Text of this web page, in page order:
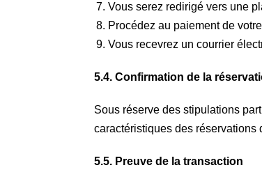
Vous serez redirigé vers une
Procédez au paiement de
Vous recevrez un courrier
5.4. Confirmation de la
Sous réserve des stipulations
caractéristiques des réservations
5.5. Preuve de la transaction